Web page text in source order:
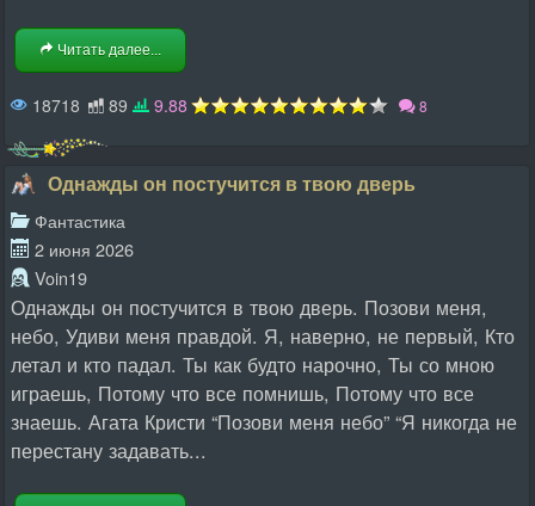
Читать далее...
18718 89 9.88 8
Однажды он постучится в твою дверь
Фантастика
2 июня 2026
Voin19
Однажды он постучится в твою дверь. Позови меня,
небо, Удиви меня правдой. Я, наверно, не первый, Кто
летал и кто падал. Ты как будто нарочно, Ты со мною
играешь, Потому что все помнишь, Потому что все
знаешь. Агата Кристи “Позови меня небо” “Я никогда не
перестану задавать...